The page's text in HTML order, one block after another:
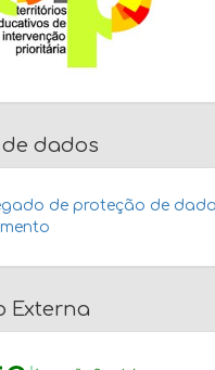
de dados
de proteção de
Externa